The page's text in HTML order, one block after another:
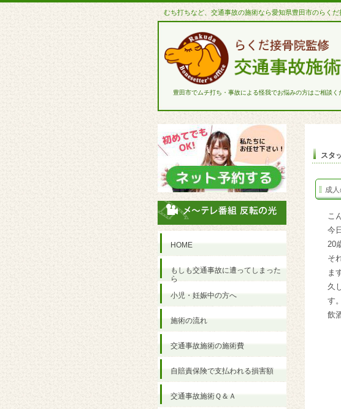
むち打ちなど、交通事故の施術なら愛知県豊田市のらくだ
豊田市でムチ打ち・事故による怪我でお悩みの方はご相談く
スタ
成人
こ
今
20
そ
ま
久
す。
飲
HOME
もしも交通事故に遭ってしまった
ら
小児・妊娠中の方へ
施術の流れ
交通事故施術の施術費
自賠責保険で支払われる損害額
交通事故施術Ｑ＆Ａ